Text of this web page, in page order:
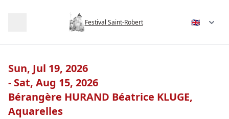
Festival Saint-Robert Language
Sun, Jul 19, 2026
- Sat, Aug 15, 2026
Bérangère HURAND Béatrice KLUGE,
Aquarelles